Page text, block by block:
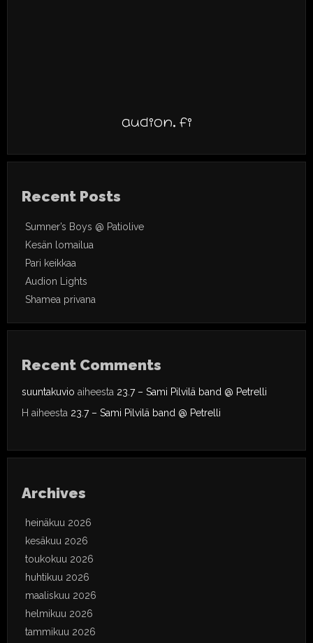
audion.fi
Recent Posts
Sumner’s Boys @ Patiolive
Kesän lomailua
Pari keikkaa
Audion Lights
Shamea privana
Recent Comments
suuntakuvio aiheesta 23.7 – Sami Pilvilä band @ Petrelli
H aiheesta 23.7 – Sami Pilvilä band @ Petrelli
Archives
heinäkuu 2026
kesäkuu 2026
toukokuu 2026
huhtikuu 2026
maaliskuu 2026
helmikuu 2026
tammikuu 2026